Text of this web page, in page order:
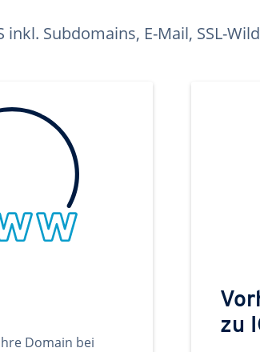
inkl. Subdomains, E-Mail, SSL-
Domain bei
zu